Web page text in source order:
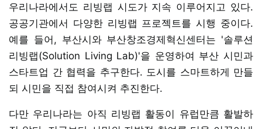
우리나라에서도 리빙랩 시도가 지속 이루어지고 있다.
공공기관에서 다양한 리빙랩 프로젝트를 시행 중이다.
예를 들어, 부산시와 부산창조경제혁신센터는 '솔루션
리빙랩(Solution Living Lab)'을 운영하여 부산 시민과
스타트업 간 협력을 추구한다. 도시를 스마트하게 만들
되 시민을 직접 참여시켜 추진한다.
다만 우리나라는 아직 리빙랩 활동이 유럽만큼 활발하